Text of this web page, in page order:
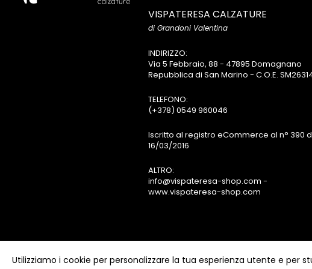
VISPATERESA CALZATURE
di Grandoni Valentina
INDIRIZZO:
Via 5 Febbraio, 88 - 47895 Domagnano
Repubblica di San Marino - C.O.E.
TELEFONO:
(+378) 0549 960046
Iscritto al registro eCommerce al n° 390
16/03/2016
ALTRO:
info@vispateresa-shop.com -
www.vispateresa-shop.com
Utilizziamo i cookie per personalizzare la tua esperienza utente e per